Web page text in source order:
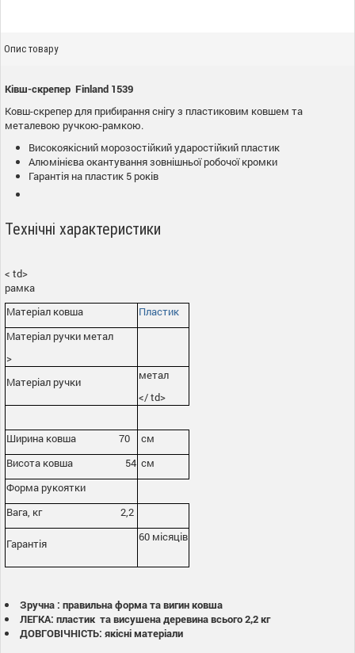
Опис товару
Ківш-скрепер Finland 1539
Ковш-скрепер для прибирання снігу з пластиковим ковшем та
металевою ручкою-рамкою.
Високоякісний морозостійкий ударостійкий пластик
Алюмінієва окантування зовнішньої робочої кромки
Гарантія на пластик 5 років
Технічні характеристики
< td>
рамка
Матеріал ковша
Пластик
Матеріал ручки метал
>
Матеріал ручки
метал
</ td>
Ширина ковша 70
см
Висота ковша 54 см
Форма рукоятки
Вага, кг 2,2
Гарантія 60 місяців
Зручна : правильна форма та вигин ковша
ЛЕГКА: пластик та висушена деревина всього 2,2 кг
ДОВГОВІЧНІСТЬ: якісні матеріали